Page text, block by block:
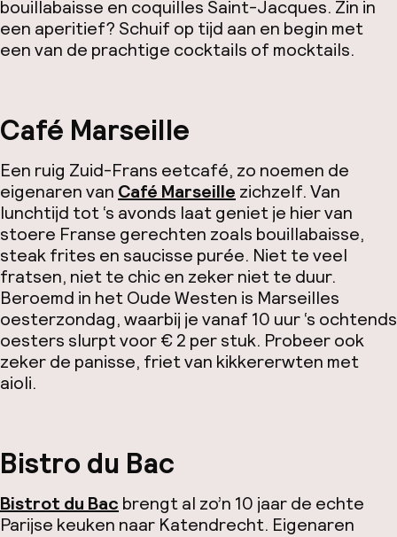
bouillabaisse en coquilles Saint-Jacques. Zin in
een aperitief? Schuif op tijd aan en begin met
een van de prachtige cocktails of mocktails.
Café Marseille
Een ruig Zuid-Frans eetcafé, zo noemen de
eigenaren van Café Marseille zichzelf. Van
lunchtijd tot ‘s avonds laat geniet je hier van
stoere Franse gerechten zoals bouillabaisse,
steak frites en saucisse purée. Niet te veel
fratsen, niet te chic en zeker niet te duur.
Beroemd in het Oude Westen is Marseilles
oesterzondag, waarbij je vanaf 10 uur ‘s ochtends
oesters slurpt voor € 2 per stuk. Probeer ook
zeker de panisse, friet van kikkererwten met
aioli.
Bistro du Bac
Bistrot du Bac brengt al zo’n 10 jaar de echte
Parijse keuken naar Katendrecht. Eigenaren